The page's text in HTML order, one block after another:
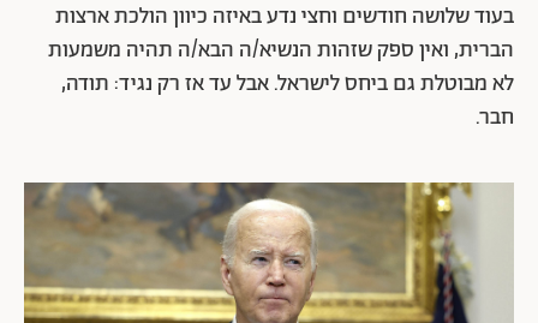
בעוד שלושה חודשים וחצי נדע באיזה כיוון הולכת ארצות
הברית, ואין ספק שזהות הנשיא/ה הבא/ה תהיה משמעות
לא מבוטלת גם ביחס לישראל. אבל עד אז רק נגיד: תודה,
חבר.